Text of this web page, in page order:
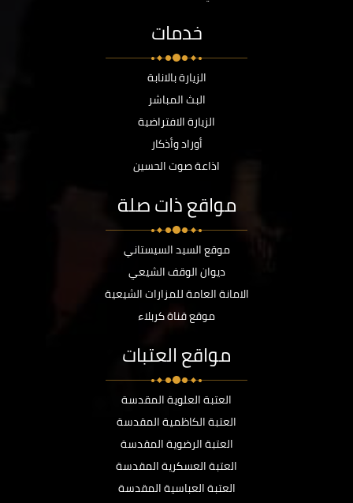
خدمات
الزيارة بالانابة
البث المباشر
الزيارة الافتراضية
أوراد وأذكار
اذاعة صوت الحسين
مواقع ذات صلة
موقع السيد السيستاني
ديوان الوقف الشيعي
الامانة العامة للمزارات الشيعية
موقع قناة كربلاء
مواقع العتبات
العتبة العلوية المقدسة
العتبة الكاظمية المقدسة
العتبة الرضوية المقدسة
العتبة العسكرية المقدسة
العتبة العباسية المقدسة